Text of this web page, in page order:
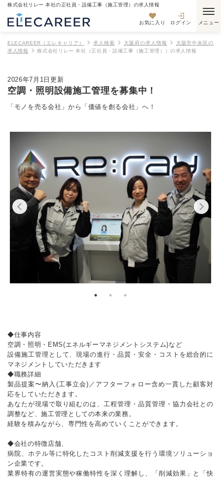
株式会社リレー 本社の正社員・設備工事（施工管理）の求人情報
お気に入り ログイン
ELECAREER（エレキャリア） 求人検索 大阪府の求人情報
大阪市中央区の
求人情報
株式会社リレー 本社（正社員・設備工事（施工管理））の求人情報
2026年7月1日更新
空調・照明設備施工管理を募集中！
「モノを売る会社」から「価値を創る会社」へ！
◆仕事内容
空調・照明・EMS(エネルギーマネジメントシステム)など
設備施工管理として、現場の進行・品質・安全・コストを総合的に
マネジメントしていただきます
◆職務詳細
製品提案〜納入(工事立会)／アフターフォロー含め一貫した顧客対
応をしていただきます。
あなたが現場で取り組むのは、工程管理・品質管理・協力会社との
調整など、施工管理としての本来の業務。
経験を積みながら、専門性を高めていくことができます。
◆会社の特徴店舗、
病院、ホテル等に特化したコスト削減支援を行う環境ソリューショ
ン企業です。
業界特有の運営実態や稼働特性を深く理解し、「削減効果」と「快